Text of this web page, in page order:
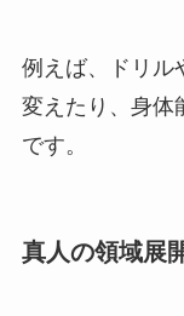
例えば、ドリル
変えたり、身体
です。
真人の領域展